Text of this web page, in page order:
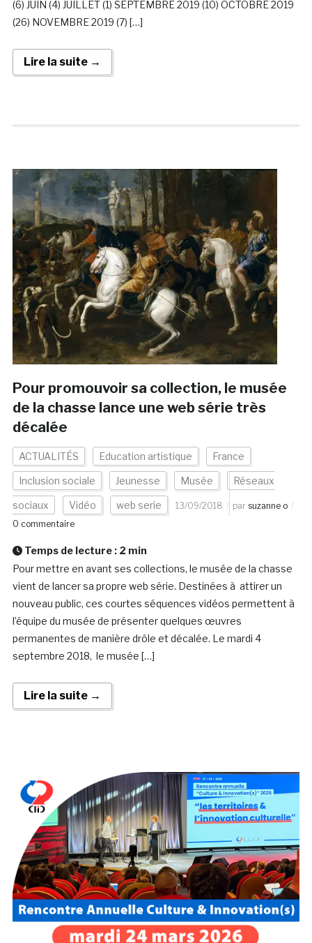
(6) JUIN (4) JUILLET (1) SEPTEMBRE 2019 (10) OCTOBRE 2019
(26) NOVEMBRE 2019 (7) […]
Lire la suite →
Pour promouvoir sa collection, le musée
de la chasse lance une web série très
décalée
ACTUALITÉS Education artistique France
Inclusion sociale Jeunesse Musée Réseaux
sociaux Vidéo web serie 13/09/2018 par suzanne o
0 commentaire
Temps de lecture : 2 min
Pour mettre en avant ses collections, le musée de la chasse
vient de lancer sa propre web série. Destinées à attirer un
nouveau public, ces courtes séquences vidéos permettent à
l’équipe du musée de présenter quelques œuvres
permanentes de manière drôle et décalée. Le mardi 4
septembre 2018, le musée […]
Lire la suite →